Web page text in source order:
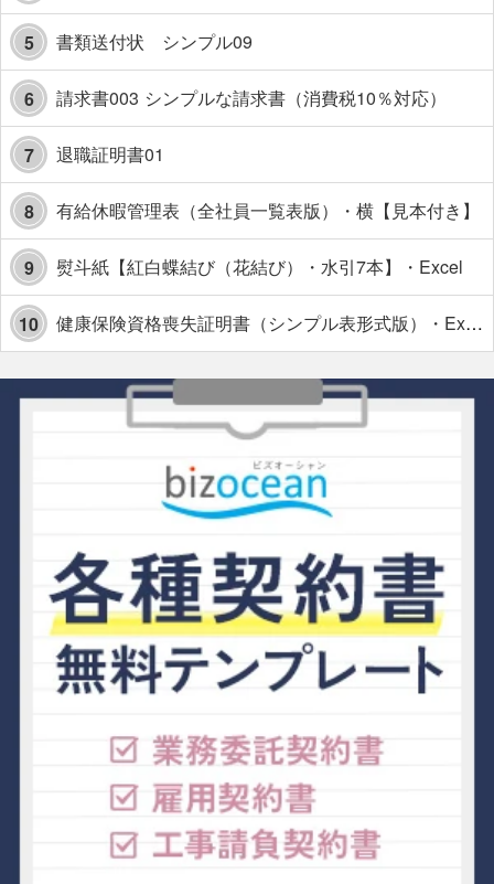
5 書類送付状 シンプル09
6 請求書003 シンプルな請求書（消費税10％対応）
7 退職証明書01
8 有給休暇管理表（全社員一覧表版）・横【見本付き】
9 熨斗紙【紅白蝶結び（花結び）・水引7本】・Excel
10 健康保険資格喪失証明書（シンプル表形式版）・Excel【見本付き】